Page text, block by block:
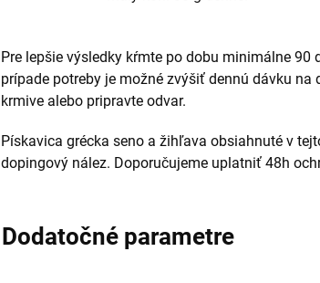
Pre lepšie výsledky kŕmte po dobu minimálne 90
prípade potreby je možné zvýšiť dennú dávku na
krmive alebo pripravte odvar.
Pískavica grécka seno a žihľava obsiahnuté v
dopingový nález. Doporučujeme uplatniť 48h
Dodatočné parametre